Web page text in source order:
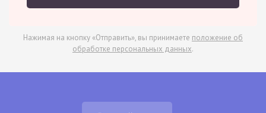
Нажимая на кнопку «Отправить», вы принимаете положение об
обработке персональных данных.